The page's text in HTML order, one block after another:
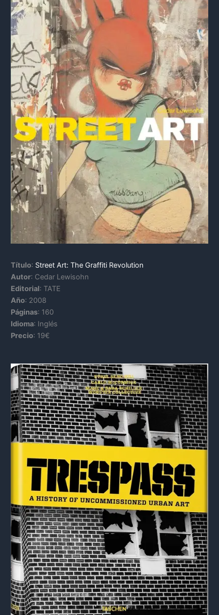
Título: Street Art: The Graffiti Revolution
Autor: Cedar Lewisohn
Editorial: TATE
Año: 2008
Páginas: 160
Idioma: Inglés
Precio: 19€